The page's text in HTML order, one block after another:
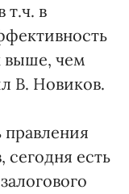
т.ч. в
выше, чем
В. Новиков.
правления
есть